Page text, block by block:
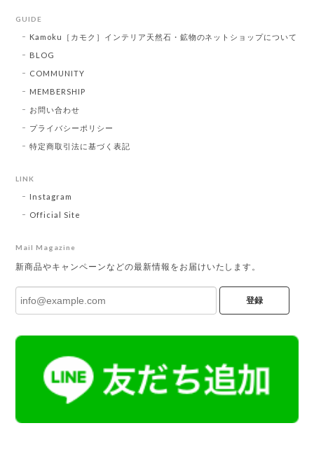
GUIDE
Kamoku［カモク］インテリア天然石・鉱物のネットショップについて
BLOG
COMMUNITY
MEMBERSHIP
お問い合わせ
プライバシーポリシー
特定商取引法に基づく表記
LINK
Instagram
Official Site
Mail Magazine
新商品やキャンペーンなどの最新情報をお届けいたします。
登録